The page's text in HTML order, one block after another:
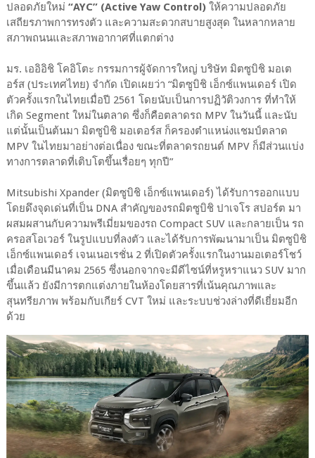
ปลอดภัยใหม่ “AYC” (Active Yaw Control)ให้ความปลอดภัย
เสถียรภาพการทรงตัว และความสะดวกสบายสูงสุด ในหลากหลาย
สภาพถนนและสภาพอากาศที่แตกต่าง
มร. เออิอิชิ โคอิโตะ กรรมการผู้จัดการใหญ่ บริษัท มิตซูบิชิ มอเต
อร์ส (ประเทศไทย) จำกัด เปิดเผยว่า “มิตซูบิชิ เอ็กซ์แพนเดอร์ เปิด
ตัวครั้งแรกในไทยเมื่อปี 2561 โดยนับเป็นการปฏิวัติวงการ ที่ทำให้
เกิด Segment ใหม่ในตลาด ซึ่งก็คือตลาดรถ MPV ในวันนี้ และนับ
แต่นั้นเป็นต้นมา มิตซูบิชิ มอเตอร์ส ก็ครองตำแหน่งแชมป์ตลาด
MPV ในไทยมาอย่างต่อเนื่อง ขณะที่ตลาดรถยนต์ MPV ก็มีส่วนแบ่ง
ทางการตลาดที่เติบโตขึ้นเรื่อยๆ ทุกปี”
Mitsubishi Xpander (มิตซูบิชิ เอ็กซ์แพนเดอร์) ได้รับการออกแบบ
โดยดึงจุดเด่นที่เป็น DNA สำคัญของรถมิตซูบิชิ ปาเจโร สปอร์ต มา
ผสมผสานกับความพรีเมี่ยมของรถ Compact SUV และกลายเป็น รถ
ครอสโอเวอร์ ในรูปแบบที่ลงตัว และได้รับการพัฒนามาเป็น มิตซูบิชิ
เอ็กซ์แพนเดอร์ เจนเนอเรชั่น 2 ที่เปิดตัวครั้งแรกในงานมอเตอร์โชว์
เมื่อเดือนมีนาคม 2565 ซึ่งนอกจากจะมีดีไซน์ที่หรูหราแนว SUV มาก
ขึ้นแล้ว ยังมีการตกแต่งภายในห้องโดยสารที่เน้นคุณภาพและ
สุนทรียภาพ พร้อมกับเกียร์ CVT ใหม่ และระบบช่วงล่างที่ดีเยี่ยมอีก
ด้วย